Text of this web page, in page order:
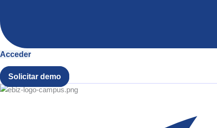
Acceder
Solicitar demo